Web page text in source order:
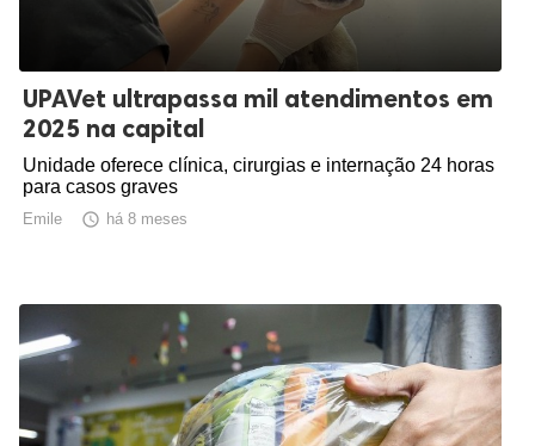
UPAVet ultrapassa mil atendimentos em
2025 na capital
Unidade oferece clínica, cirurgias e internação 24 horas
para casos graves
Emile  há 8 meses